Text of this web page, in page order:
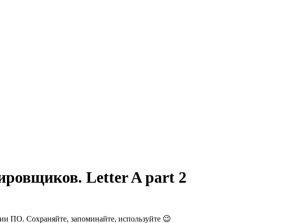
Letter A part 2
ПО. Сохраняйте, запоминайте, используйте 😉